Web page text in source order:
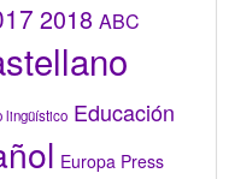
2018 ABC
lingüístico Educación
Europa Press